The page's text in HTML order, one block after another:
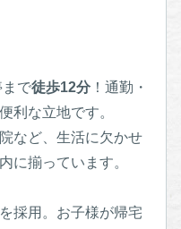
まで徒歩12分 ！通勤・
利な立地です。
など、生活に欠かせ
に揃っています。
を採用。お子様が帰宅